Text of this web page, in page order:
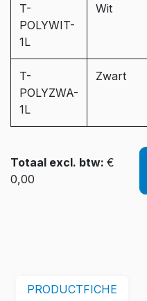
T-
POLYWIT-
1L
Wit
T-
POLYZWA-
1L
Zwart
Totaal excl. btw: €
0,00
PRODUCTFICHE